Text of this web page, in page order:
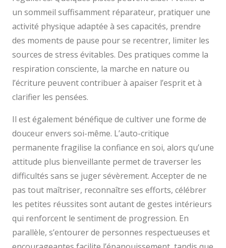
un sommeil suffisamment réparateur, pratiquer une
activité physique adaptée à ses capacités, prendre
des moments de pause pour se recentrer, limiter les
sources de stress évitables. Des pratiques comme la
respiration consciente, la marche en nature ou
l’écriture peuvent contribuer à apaiser l’esprit et à
clarifier les pensées.
Il est également bénéfique de cultiver une forme de
douceur envers soi-même. L’auto-critique
permanente fragilise la confiance en soi, alors qu’une
attitude plus bienveillante permet de traverser les
difficultés sans se juger sévèrement. Accepter de ne
pas tout maîtriser, reconnaître ses efforts, célébrer
les petites réussites sont autant de gestes intérieurs
qui renforcent le sentiment de progression. En
parallèle, s’entourer de personnes respectueuses et